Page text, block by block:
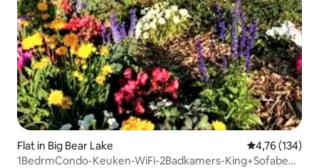
Flat in Big Bear Lake Gemiddelde
4,76 (134)
1BedrmCondo-Keuken-WiFi-2Badkamers-King+Sofabed